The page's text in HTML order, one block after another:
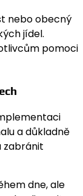
nebo obecný
jídel.
pomoci
a důkladně
zabránit
dne, ale